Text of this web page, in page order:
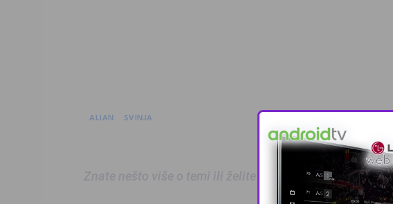
ALIAN SVINJA
Znate nešto više o temi ili želite prijaviti grešku u tekstu?